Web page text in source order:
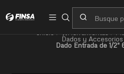
Dados y Accesorios
Dado Entrada de 1/2"